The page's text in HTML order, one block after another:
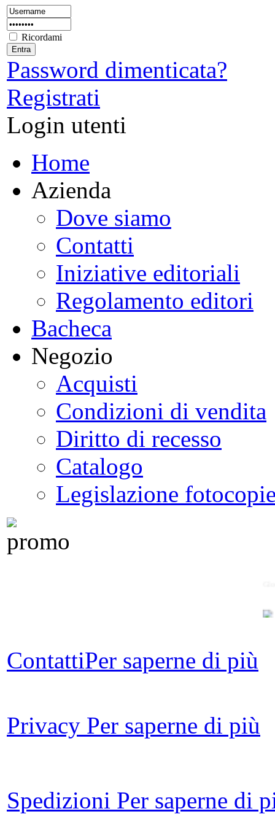
Ricordami
Password dimenticata?
Registrati
Login utenti
Home
Azienda
Dove siamo
Contatti
Iniziative editoriali
Regolamento editori
Bacheca
Negozio
Acquisti
Condizioni di vendita
Diritto di recesso
Catalogo
Legislazione
ContattiPer saperne di più
Privacy Per saperne di più
Spedizioni Per saperne di